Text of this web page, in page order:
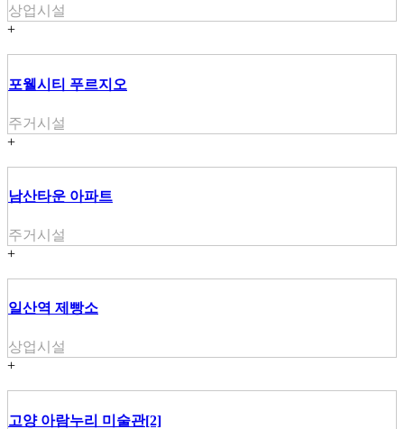
상업시설
+
포웰시티 푸르지오
주거시설
+
남산타운 아파트
주거시설
+
일산역 제빵소
상업시설
+
고양 아람누리 미술관[2]